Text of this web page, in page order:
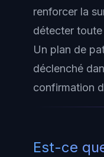
renforcer la
détecter
Un plan de
déclenché
confirmation
Est-ce